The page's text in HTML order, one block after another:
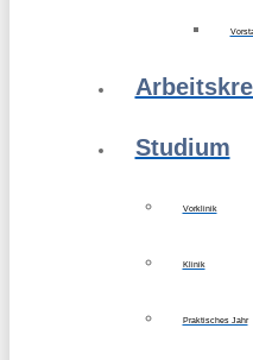
Studium
Vorklinik
Klinik
Praktisches Jahr